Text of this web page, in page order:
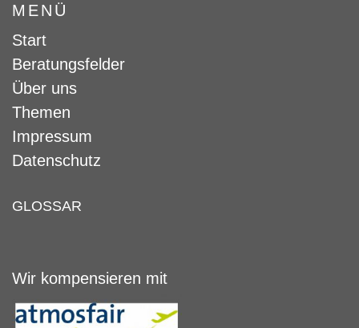
MENÜ
Start
Beratungsfelder
Über uns
Themen
Impressum
Datenschutz
GLOSSAR
Wir kompensieren mit